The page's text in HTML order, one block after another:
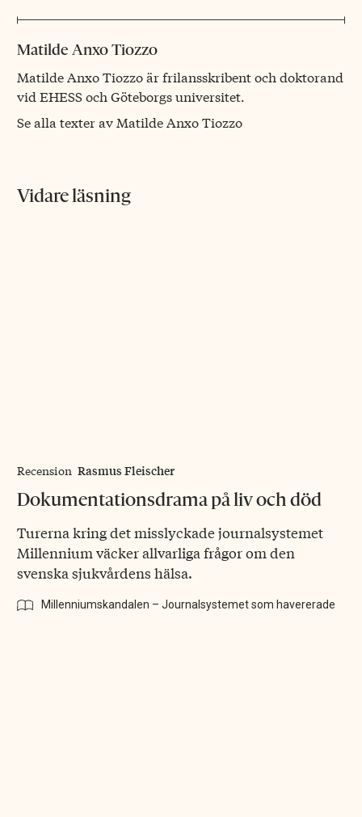
Matilde Anxo Tiozzo
Matilde Anxo Tiozzo är frilansskribent och doktorand
vid EHESS och Göteborgs universitet.
Se alla texter av Matilde Anxo Tiozzo
Vidare läsning
Recension Rasmus Fleischer
Dokumentationsdrama på liv och död
Turerna kring det misslyckade journalsystemet
Millennium väcker allvarliga frågor om den
svenska sjukvårdens hälsa.
Millenniumskandalen – Journalsystemet som havererade